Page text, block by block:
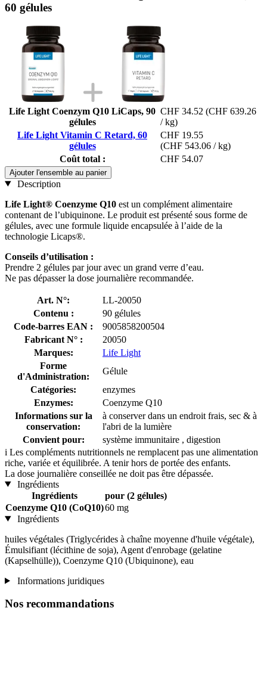
60 gélules
Life Light Coenzym Q10 LiCaps, 90
gélules
CHF 34.52 (CHF 639.26
/ kg)
Life Light Vitamin C Retard, 60
gélules
CHF 19.55
(CHF 543.06 / kg)
Coût total :
CHF 54.07
Ajouter l'ensemble au panier
Description
Life Light® Coenzyme Q10 est un complément alimentaire
contenant de l’ubiquinone. Le produit est présenté sous forme de
gélules, avec une formule liquide encapsulée à l’aide de la
technologie Licaps®.
Conseils d’utilisation :
Prendre 2 gélules par jour avec un grand verre d’eau.
Ne pas dépasser la dose journalière recommandée.
Art. N°:
LL-20050
Contenu :
90 gélules
Code-barres EAN :
9005858200504
Fabricant N° :
20050
Marques:
Life Light
Forme
d'Administration:
Gélule
Catégories:
enzymes
Enzymes:
Coenzyme Q10
Informations sur la
conservation:
à conserver dans un endroit frais, sec & à
l'abri de la lumière
Convient pour:
système immunitaire , digestion
i Les compléments nutritionnels ne remplacent pas une alimentation
riche, variée et équilibrée. A tenir hors de portée des enfants.
La dose journalière conseillée ne doit pas être dépassée.
Ingrédients
Ingrédients
pour (2 gélules)
Coenzyme Q10 (CoQ10)60 mg
Ingrédients
huiles végétales (Triglycérides à chaîne moyenne d'huile végétale),
Émulsifiant (lécithine de soja), Agent d'enrobage (gelatine
(Kapselhülle)), Coenzyme Q10 (Ubiquinone), eau
Informations juridiques
Nos recommandations